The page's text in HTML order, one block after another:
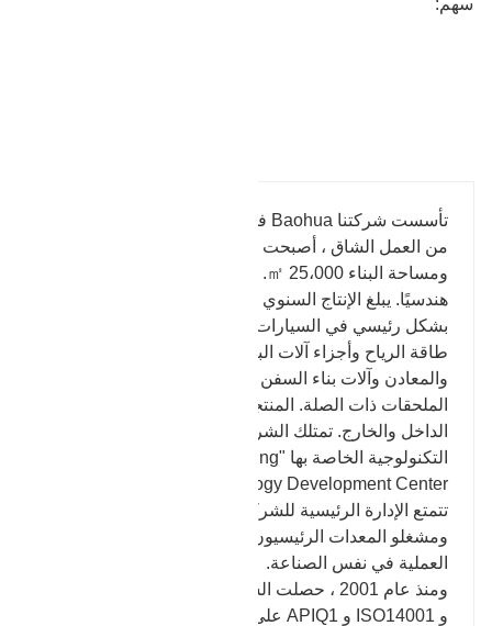
سهم:
بشكل رئيسي في السيارات والآلات الهيدروليكية وتوليد
طاقة الرياح وأجزاء آلات البترول وآلات البناء والتعدين
والمعادن وآلات بناء السفن وغيرها من الصناعات لإنتاج
الملحقات ذات الصلة. المنتجات المباعة موجهة في
الداخل والخارج. تمتلك الشركة منظمة البحث والتطوير
التكنولوجية الخاصة بها "Zhangqiu Baohua Forging
Technology Development Center".
تتمتع الإدارة الرئيسية للشركة والموظفون الفنيون
العملية في نفس الصناعة.
و ISO14001 و APIQ1 على التوالي ، وحصلت على